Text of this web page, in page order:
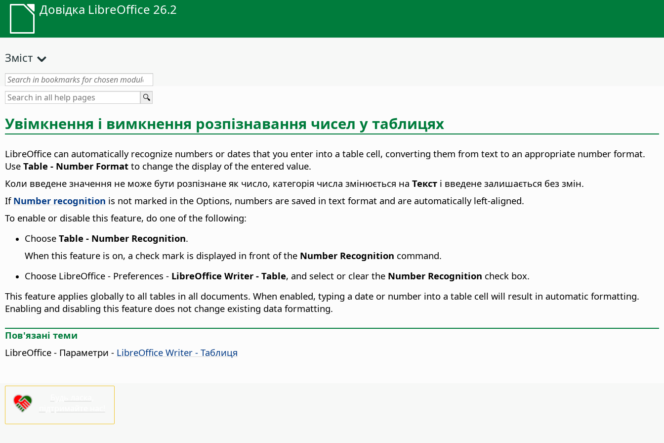
Довідка LibreOffice 26.2
Зміст
Увімкнення і вимкнення розпізнавання чисел у таблицях
LibreOffice can automatically recognize numbers or dates that you enter into a table cell, converting them from text to an appropriate number format.
Use Table - Number Format to change the display of the entered value.
Коли введене значення не може бути розпізнане як число, категорія числа змінюється на Текст і введене залишається без змін.
If Number recognition is not marked in the Options, numbers are saved in text format and are automatically left-aligned.
To enable or disable this feature, do one of the following:
Choose Table - Number Recognition.
When this feature is on, a check mark is displayed in front of the Number Recognition command.
Choose LibreOffice - Preferences - LibreOffice Writer - Table, and select or clear the Number Recognition check box.
This feature applies globally to all tables in all documents. When enabled, typing a date or number into a table cell will result in automatic formatting.
Enabling and disabling this feature does not change existing data formatting.
Пов'язані теми
LibreOffice - Параметри - LibreOffice Writer - Таблиця